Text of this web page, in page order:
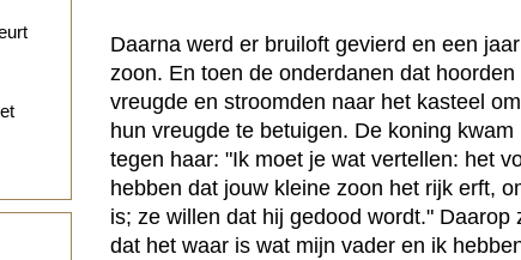
Daarna werd er bruiloft gevierd en een
zoon. En toen de onderdanen dat
vreugde en stroomden naar het kasteel
hun vreugde te betuigen. De koning
tegen haar: "Ik moet je wat vertellen: het
hebben dat jouw kleine zoon het rijk erft,
is; ze willen dat hij gedood wordt."
dat het waar is wat mijn vader en ik